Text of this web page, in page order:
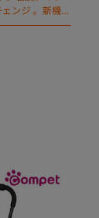
ンジ 。新機能